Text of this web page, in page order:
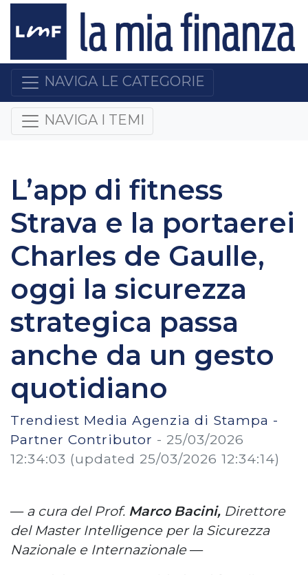
NAVIGA LE CATEGORIE
NAVIGA I TEMI
L’app di fitness
Strava e la portaerei
Charles de Gaulle,
oggi la sicurezza
strategica passa
anche da un gesto
quotidiano
Trendiest Media Agenzia di Stampa -
Partner Contributor - 25/03/2026
12:34:03 (updated 25/03/2026 12:34:14)
— a cura del Prof. Marco Bacini, Direttore
del Master Intelligence per la Sicurezza
Nazionale e Internazionale—